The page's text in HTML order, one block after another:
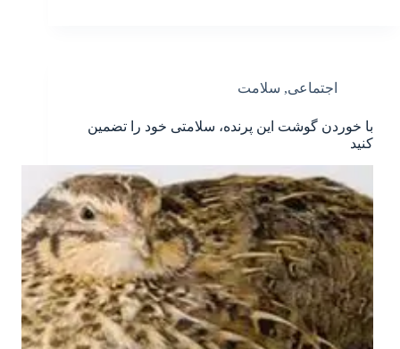
اجتماعی, سلامت
با خوردن گوشت این پرنده، سلامتی خود را تضمین
کنید